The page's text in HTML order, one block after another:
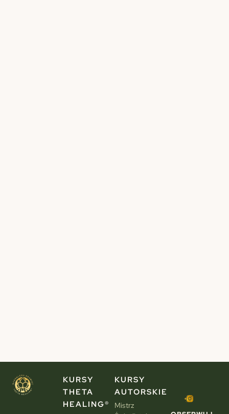
KURSY
THETA
HEALING®
KURSY
AUTORSKIE
Mistrz